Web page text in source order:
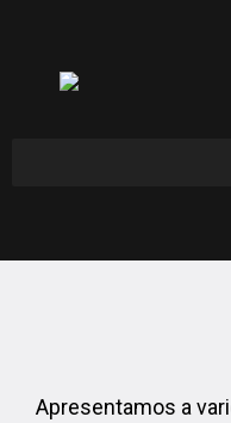
Apresentamos a